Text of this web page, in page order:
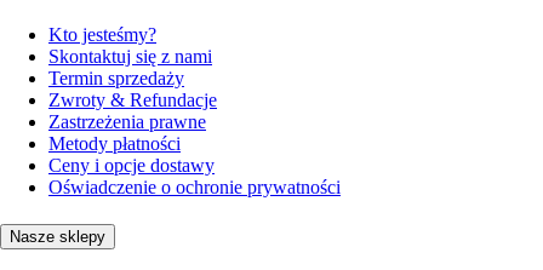
Kto jesteśmy?
Skontaktuj się z nami
Termin sprzedaży
Zwroty & Refundacje
Zastrzeżenia prawne
Metody płatności
Ceny i opcje dostawy
Oświadczenie o ochronie prywatności
Nasze sklepy